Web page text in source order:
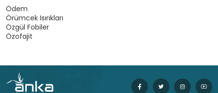
Ödem
Örümcek Isırıkları
Özgül Fobiler
Özofajit